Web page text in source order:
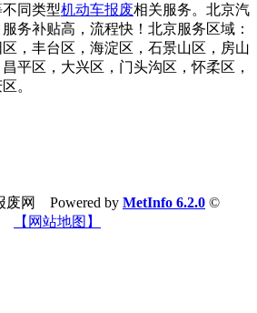
不同类型机动车报废相关服务。北京汽
务补贴高，流程快！北京服务区域：
，丰台区，海淀区，石景山区，房山
平区，大兴区，门头沟区，怀柔区，
。
废网 Powered by MetInfo 6.2.0 ©
【网站地图】